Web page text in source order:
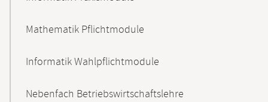
Mathematik Pflichtmodule
Informatik Wahlpflichtmodule
Nebenfach Betriebswirtschaftslehre